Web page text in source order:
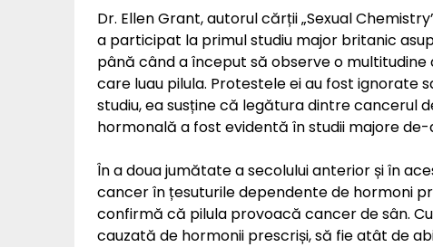
Dr. Ellen Grant, autorul cărții „Sexual
a participat la primul studiu major britanic
până când a început să observe o
care luau pilula. Protestele ei au fost ignorate
studiu, ea susține că legătura dintre cancerul
hormonală a fost evidentă în studii majore de-
În a doua jumătate a secolului anterior și în
cancer în țesuturile dependente de hormoni
confirmă că pilula provoacă cancer de sân.
cauzată de hormonii prescriși, să fie atât de